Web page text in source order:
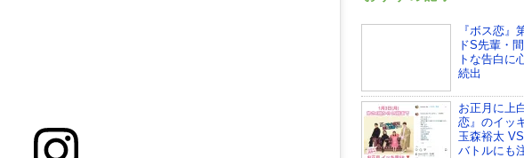
『ボス恋』
ドS先輩・
トな告白に
続出
お正月に上
恋』のイッ
玉森裕太
バトルにも